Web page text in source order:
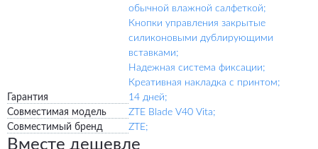
обычной влажной салфеткой;
Кнопки управления закрытые
силиконовыми дублирующими
вставками;
Надежная система фиксации;
Креативная накладка с принтом;
Гарантия
14 дней;
Совместимая модель
ZTE Blade V40 Vita;
Совместимый бренд
ZTE;
Вместе дешевле